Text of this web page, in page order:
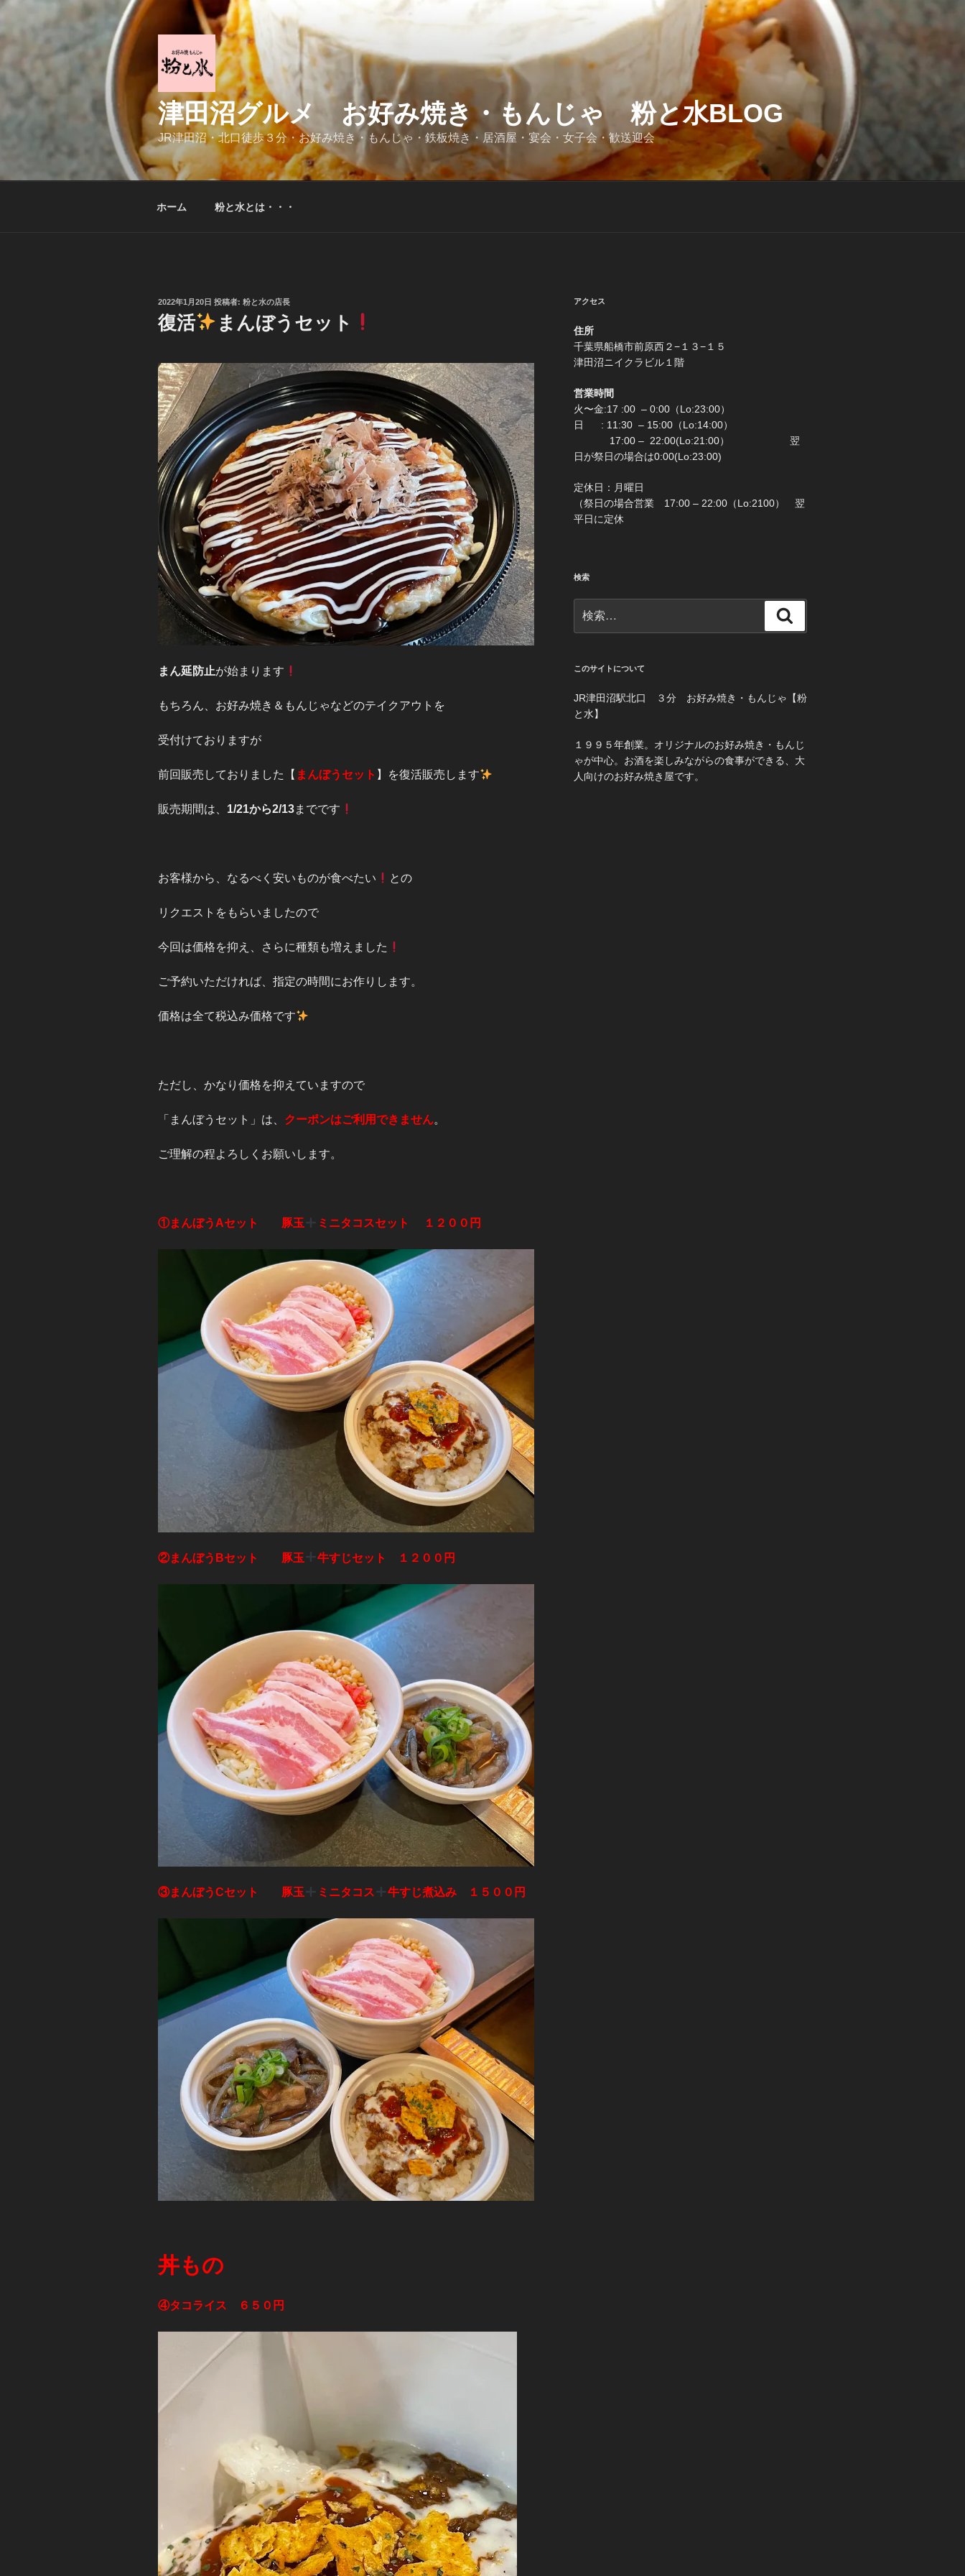
コ
津田沼グルメ お好み焼き・もんじゃ 粉と水BLOG
JR津田沼・北口徒歩３分・お好み焼き・もんじゃ・鉄板焼き・居酒屋・宴会・女子会・歓送迎会
ホーム 粉と水とは・・・
投
稿
日:
2022年1月20日 投稿者: 粉と水の店長
復活 まんぼうセット
まん延防止が始まります
もちろん、お好み焼き＆もんじゃなどのテイクアウトを
受付けておりますが
前回販売しておりました【 まんぼうセット 】を復活販売します
販売期間は、 1/21から2/13までです
お客様から、なるべく安いものが食べたい との
リクエストをもらいましたので
今回は価格を抑え、さらに種類も増えました
ご予約いただければ、指定の時間にお作りします。
価格は全て税込み価格です
ただし、かなり価格を抑えていますので
「まんぼうセット」は、 クーポンはご利用できません。
ご理解の程よろしくお願いします。
①まんぼうAセット 豚玉 ミニタコスセット １２００円
②まんぼうBセット 豚玉 牛すじセット １２００円
③まんぼうCセット 豚玉 ミニタコス 牛すじ煮込み １５００円
丼もの
④タコライス ６５０円
アクセス
住所
千葉県船橋市前原西２−１３−１５
津田沼ニイクラビル１階
営業時間
火〜金:17 :00 – 0:00（Lo:23:00）
日 : 11:30 – 15:00（Lo:14:00）
17:00 – 22:00(Lo:21:00） 翌
日が祭日の場合は0:00(Lo:23:00)
定休日：月曜日
（祭日の場合営業 17:00 – 22:00（Lo:2100） 翌
平日に定休
検索
索:
索
このサイトについて
JR津田沼駅北口 ３分 お好み焼き・もんじゃ【粉
と水】
１９９５年創業。オリジナルのお好み焼き・もんじ
ゃが中心。お酒を楽しみながらの食事ができる、大
人向けのお好み焼き屋です。